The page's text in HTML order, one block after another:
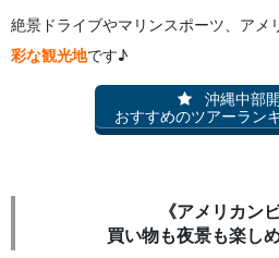
絶景ドライブやマリンスポーツ、アメ
彩な観光地です♪
沖縄中部
おすすめのツアーラン
《アメリカン
買い物も夜景も楽し